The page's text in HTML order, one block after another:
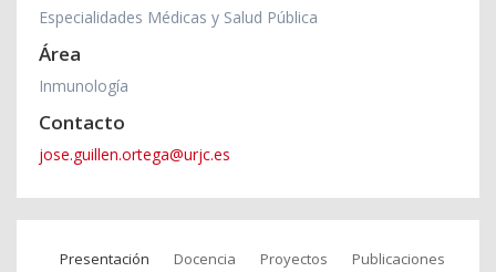
Especialidades Médicas y Salud Pública
Área
Inmunología
Contacto
jose.guillen.ortega@urjc.es
Presentación Docencia Proyectos Publicaciones